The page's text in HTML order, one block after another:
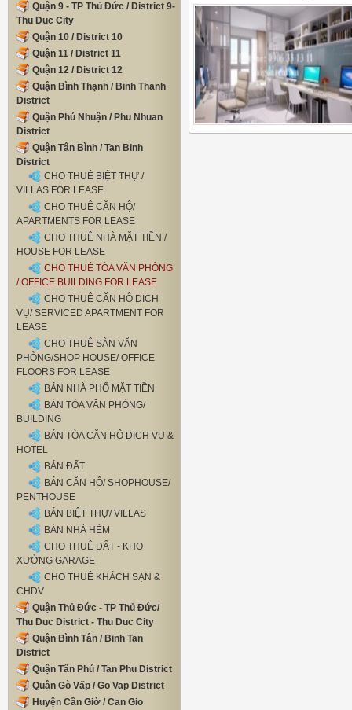
Quận 9 - TP Thủ Đức / District 9-
Thu Duc City
Quận 10 / District 10
Quận 11 / District 11
Quận 12 / District 12
Quận Bình Thạnh / Binh Thanh
District
Quận Phú Nhuận / Phu Nhuan
District
Quận Tân Bình / Tan Binh
District
CHO THUÊ BIỆT THỰ /
VILLAS FOR LEASE
CHO THUÊ CĂN HỘ/
APARTMENTS FOR LEASE
CHO THUÊ NHÀ MẶT TIỀN /
HOUSE FOR LEASE
CHO THUÊ TÒA VĂN PHÒNG
/ OFFICE BUILDING FOR LEASE
CHO THUÊ CĂN HỘ DỊCH
VỤ/ SERVICED APARTMENT FOR
LEASE
CHO THUÊ SÀN VĂN
PHÒNG/SHOP HOUSE/ OFFICE
FLOORS FOR LEASE
BÁN NHÀ PHỐ MẶT TIỀN
BÁN TÒA VĂN PHÒNG/
BUILDING
BÁN TÒA CĂN HỘ DỊCH VỤ &
HOTEL
BÁN ĐẤT
BÁN CĂN HỘ/ SHOPHOUSE/
PENTHOUSE
BÁN BIỆT THỰ/ VILLAS
BÁN NHÀ HẺM
CHO THUÊ ĐẤT - KHO
XƯỞNG GARAGE
CHO THUÊ KHÁCH SẠN &
CHDV
Quận Thủ Đức - TP Thủ Đức/
Thu Duc District - Thu Duc City
Quận Bình Tân / Binh Tan
District
Quận Tân Phú / Tan Phu District
Quận Gò Vấp / Go Vap District
Huyện Cần Giờ / Can Gio
street, Tan Binh District -